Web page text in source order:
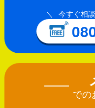
今すぐ相
での